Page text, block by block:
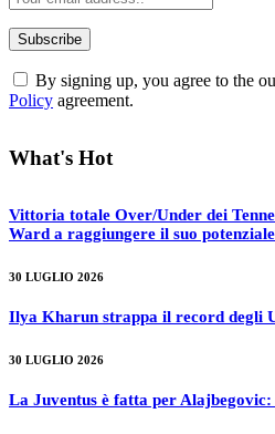
By signing up, you agree to the
Policy agreement.
What's Hot
Vittoria totale Over/Under dei
Ward a raggiungere il suo
30 LUGLIO 2026
Ilya Kharun strappa il record degli
30 LUGLIO 2026
La Juventus è fatta per